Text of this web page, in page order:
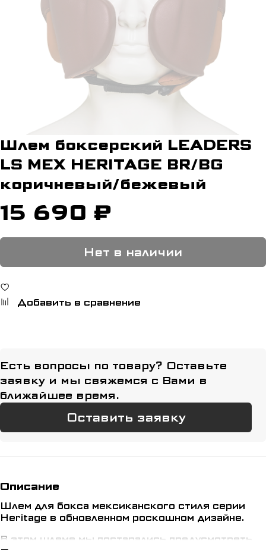
Шлем боксерский LEADERS
LS MEX HERITAGE BR/BG
коричневый/бежевый
15 690 ₽
Нет в наличии
Добавить в сравнение
Есть вопросы по товару? Оставьте
заявку и мы свяжемся с Вами в
ближайшее время.
Оставить заявку
Описание
Шлем для бокса мексиканского стиля серии
Heritage в обновленном роскошном дизайне.
В этом шлеме мы постарались предусмотреть